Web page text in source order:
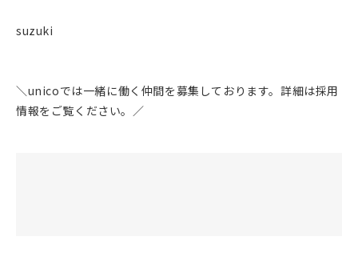
suzuki
＼unicoでは一緒に働く仲間を募集しております。詳細は採用
情報をご覧ください。／